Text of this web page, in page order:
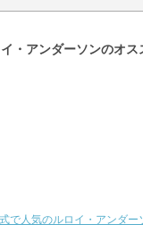
・アンダーソンのオス
で人気のルロイ・アンダー